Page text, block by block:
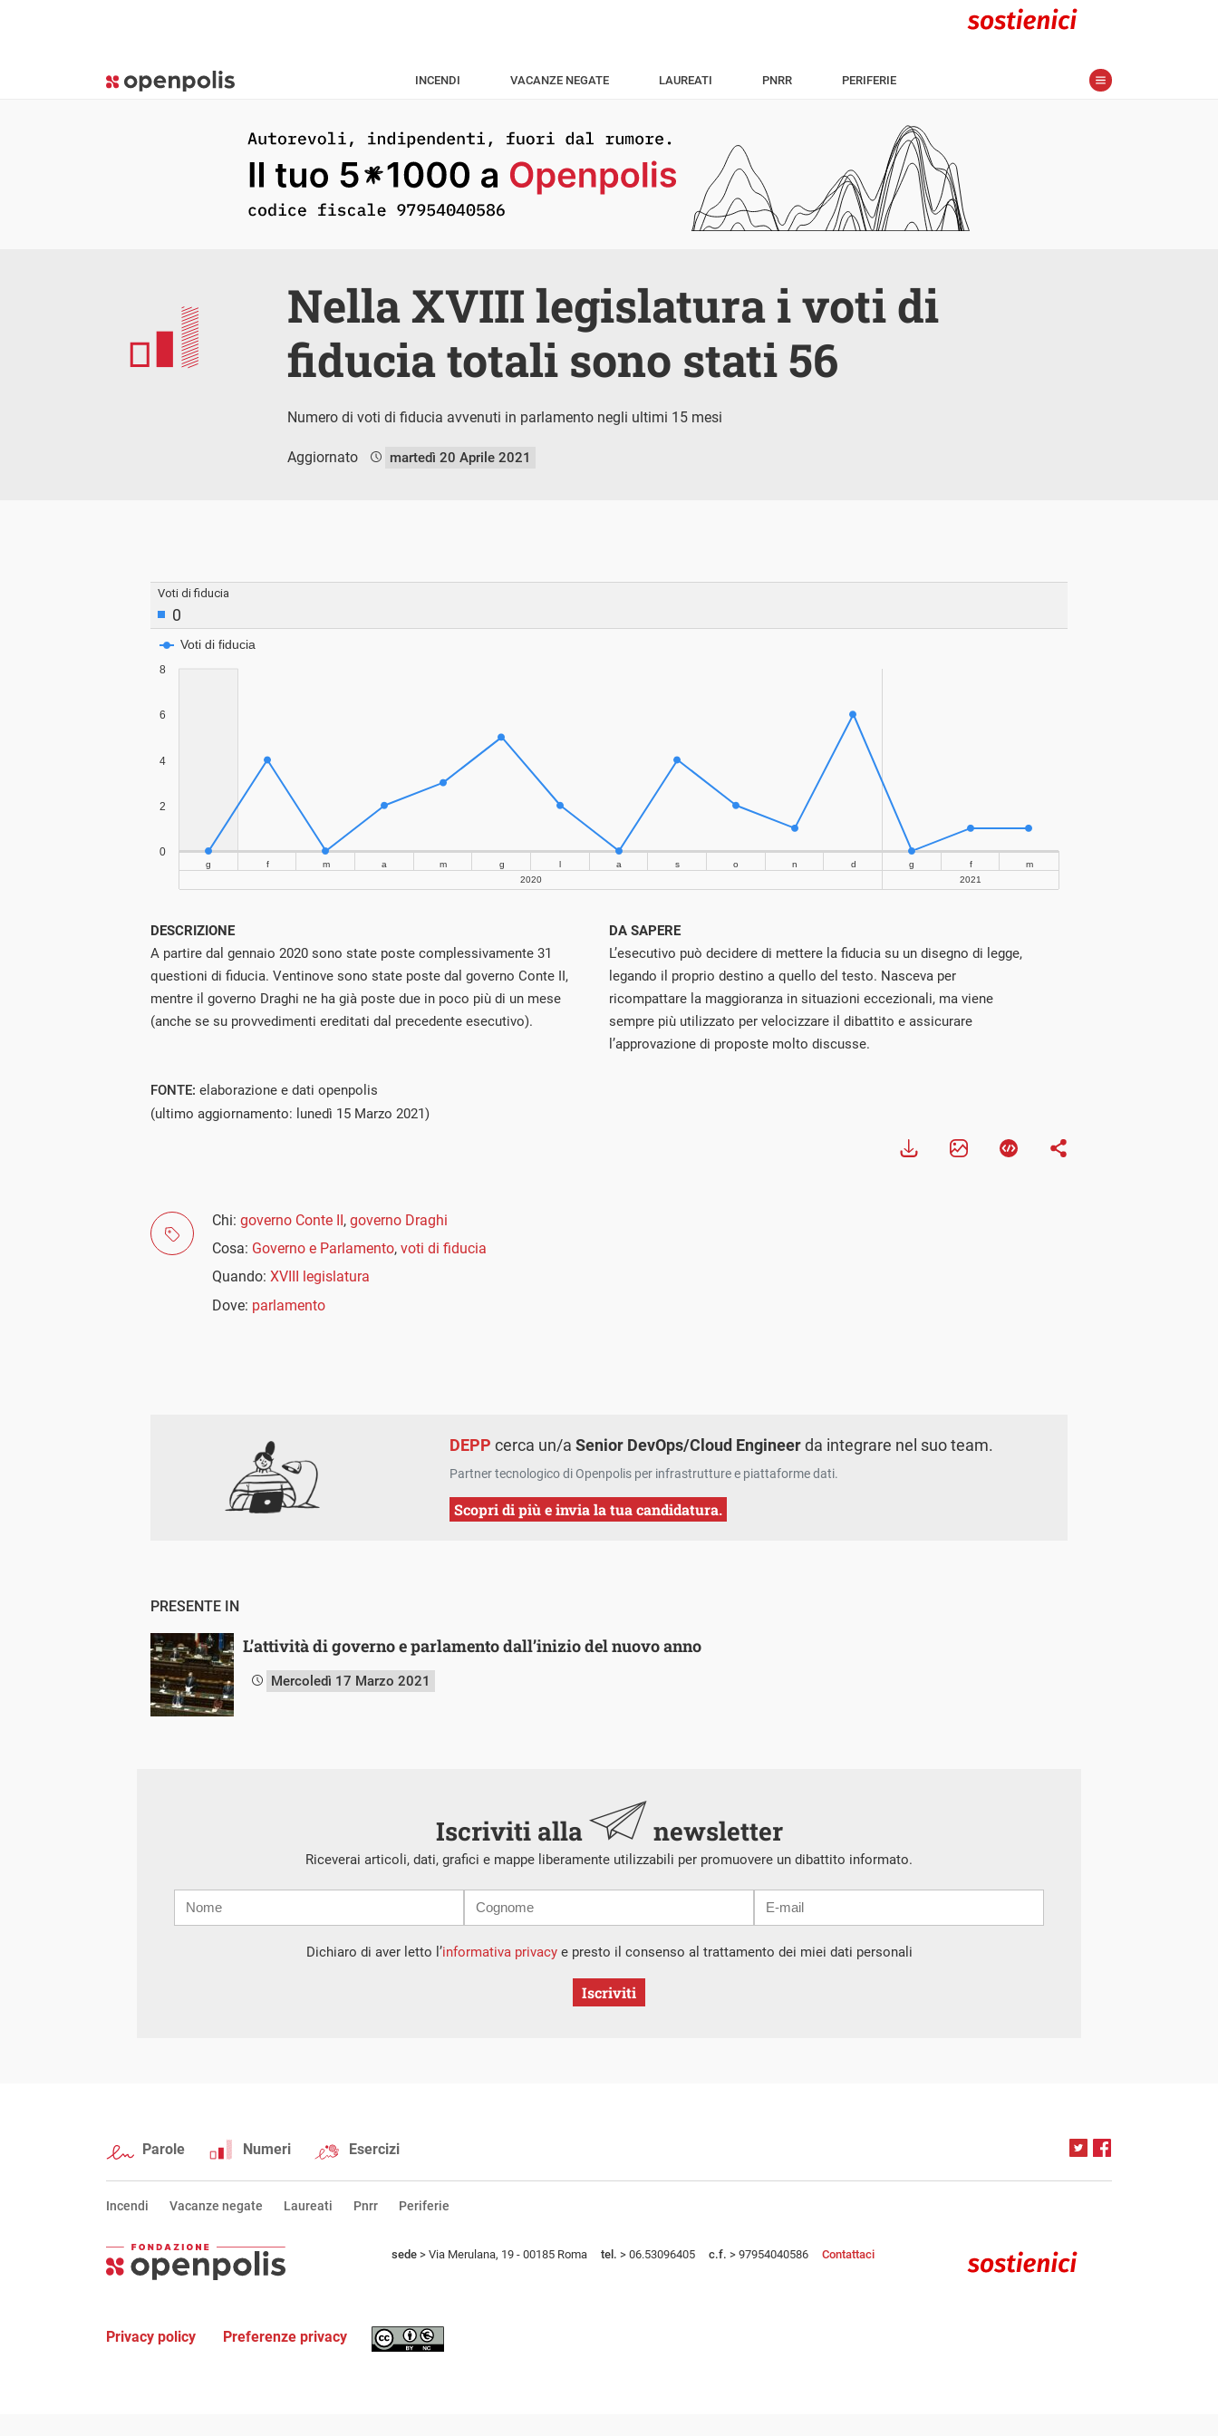
INCENDI VACANZE NEGATE LAUREATI PNRR PERIFERIE
Nella XVIII legislatura i voti di
fiducia totali sono stati 56
Numero di voti di fiducia avvenuti in parlamento negli ultimi 15 mesi
Aggiornato martedì 20 Aprile 2021
DESCRIZIONE
A partire dal gennaio 2020 sono state poste complessivamente 31
questioni di fiducia. Ventinove sono state poste dal governo Conte II,
mentre il governo Draghi ne ha già poste due in poco più di un mese
(anche se su provvedimenti ereditati dal precedente esecutivo).
DA SAPERE
L’esecutivo può decidere di mettere la fiducia su un disegno di legge,
legando il proprio destino a quello del testo. Nasceva per
ricompattare la maggioranza in situazioni eccezionali, ma viene
sempre più utilizzato per velocizzare il dibattito e assicurare
l’approvazione di proposte molto discusse.
FONTE: elaborazione e dati openpolis
(ultimo aggiornamento: lunedì 15 Marzo 2021)
Chi: governo Conte II, governo Draghi
Cosa: Governo e Parlamento, voti di fiducia
Quando: XVIII legislatura
Dove: parlamento
DEPP cerca un/aSenior DevOps/Cloud Engineerda integrare nel suo team.
Partner tecnologico di Openpolis per infrastrutture e piattaforme dati.
Scopri di più e invia la tua candidatura.
PRESENTE IN
L’attività di governo e parlamento dall’inizio del nuovo anno
Mercoledì 17 Marzo 2021
Iscriviti alla newsletter
Riceverai articoli, dati, grafici e mappe liberamente utilizzabili per promuovere un dibattito informato.
mail
Dichiaro di aver letto l’informativa privacye presto il consenso al trattamento dei miei dati personali
Iscriviti
Parole Numeri Esercizi
Incendi Vacanze negate Laureati Pnrr Periferie
sede > Via Merulana, 19 - 00185 Roma tel. > 06.53096405 c.f. > 97954040586 Contattaci
Privacy policy Preferenze privacy